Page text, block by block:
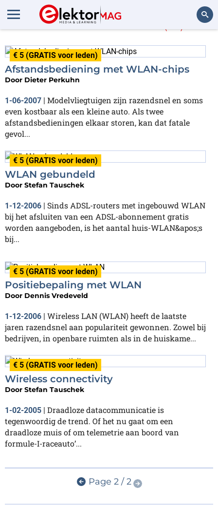
Meer overWLAN
€ 5 (GRATIS voor leden)
Afstandsbediening met WLAN-chips
Door Dieter Perkuhn
1-06-2007 | Modelvliegtuigen zijn razendsnel en soms
even kostbaar als een kleine auto. Als twee
afstandsbedieningen elkaar storen, kan dat fatale
gevol...
€ 5 (GRATIS voor leden)
WLAN gebundeld
Door Stefan Tauschek
1-12-2006 | Sinds ADSL-routers met ingebouwd WLAN
bij het afsluiten van een ADSL-abonnement gratis
worden aangeboden, is het aantal huis-WLAN&apos;s
bij...
€ 5 (GRATIS voor leden)
Positiebepaling met WLAN
Door Dennis Vredeveld
1-12-2006
Wireless LAN (WLAN) heeft de laatste
jaren razendsnel aan populariteit gewonnen. Zowel bij
bedrijven, in openbare ruimten als in de huiskame...
€ 5 (GRATIS voor leden)
Wireless connectivity
Door Stefan Tauschek
1-02-2005 | Draadloze datacommunicatie is
tegenwoordig de trend. Of het nu gaat om een
draadloze muis of om telemetrie aan boord van
formule-I-raceauto’...
Page 2 / 2